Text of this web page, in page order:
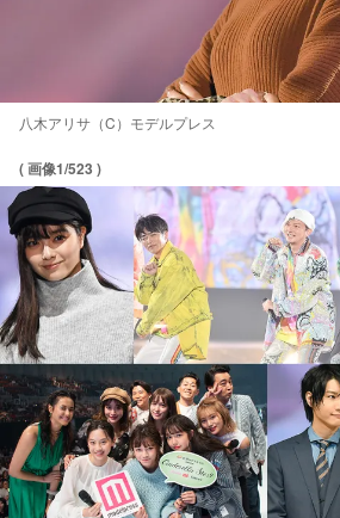
八木アリサ（C）モデルプレス
( 画像1/523 )